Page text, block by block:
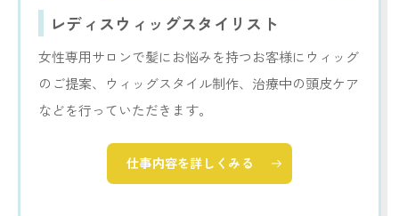
レディスウィッグスタイリスト
女性専用サロンで髪にお悩みを持つお客様にウィッグ
のご提案、ウィッグスタイル制作、治療中の頭皮ケア
などを行っていただきます。
仕事内容を詳しくみる